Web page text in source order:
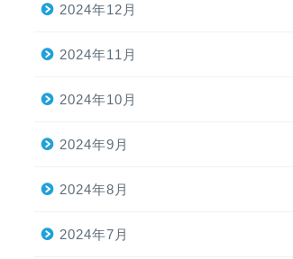
2024年12月
2024年11月
2024年10月
2024年9月
2024年8月
2024年7月